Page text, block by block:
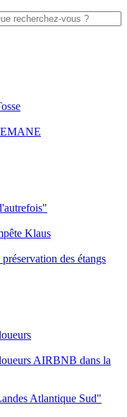
Klaus
des étangs
AIRBNB dans la
Atlantique Sud"